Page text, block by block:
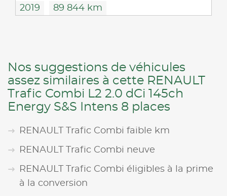
2019 89 844 km
Nos suggestions de véhicules
assez similaires à cette RENAULT
Trafic Combi L2 2.0 dCi 145ch
Energy S&S Intens 8 places
RENAULT Trafic Combi faible km
RENAULT Trafic Combi neuve
RENAULT Trafic Combi éligibles à la prime
à la conversion